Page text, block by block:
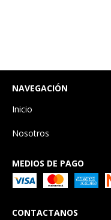
NAVEGACIÓN
Inicio
Nosotros
MEDIOS DE PAGO
CONTACTANOS